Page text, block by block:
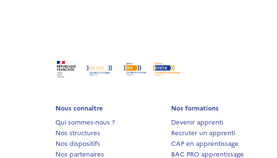
Nous connaître
Qui sommes-nous ?
Nos structures
Nos dispositifs
Nos partenaires
Nos formations
Devenir apprenti
Recruter un apprenti
CAP en apprentissage
BAC PRO apprentissage